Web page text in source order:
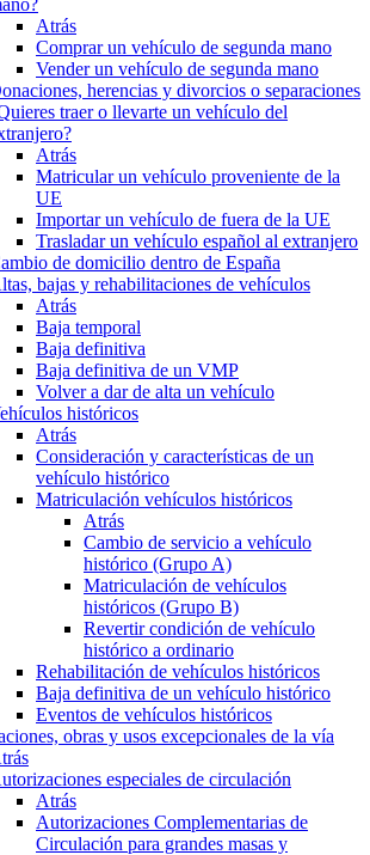
Atrás
Comprar un vehículo de segunda mano
Vender un vehículo de segunda mano
herencias y divorcios o separaciones
traer o llevarte un vehículo del
Atrás
Matricular un vehículo proveniente de la
UE
Importar un vehículo de fuera de la UE
Trasladar un vehículo español al extranjero
de domicilio dentro de España
bajas y rehabilitaciones de vehículos
Atrás
Baja temporal
Baja definitiva
Baja definitiva de un VMP
Volver a dar de alta un vehículo
históricos
Atrás
Consideración y características de un
vehículo histórico
Matriculación vehículos históricos
Atrás
Cambio de servicio a vehículo
histórico (Grupo A)
Matriculación de vehículos
históricos (Grupo B)
Revertir condición de vehículo
histórico a ordinario
Rehabilitación de vehículos históricos
Baja definitiva de un vehículo histórico
Eventos de vehículos históricos
obras y usos excepcionales de la vía
especiales de circulación
Atrás
Autorizaciones Complementarias de
Circulación para grandes masas y